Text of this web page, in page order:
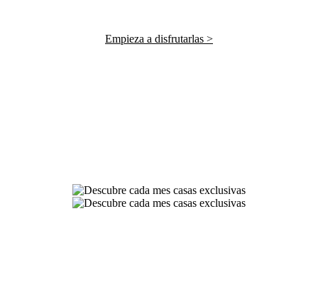
Empieza a disfrutarlas >